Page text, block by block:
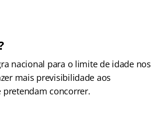
nacional para o limite de idade nos
mais previsibilidade aos
concorrer.